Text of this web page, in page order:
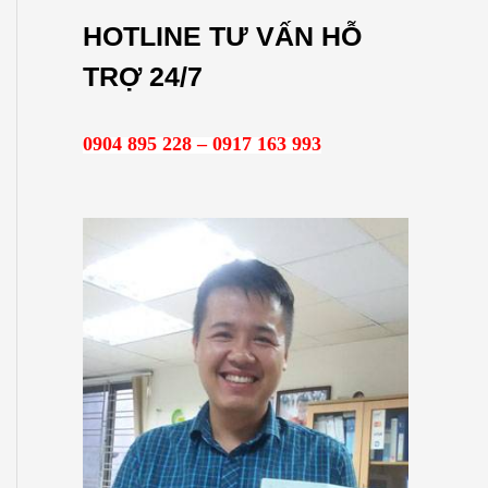
ế
:
HOTLINE TƯ VẤN HỖ
TRỢ 24/7
0904 895 228 – 0917 163 993